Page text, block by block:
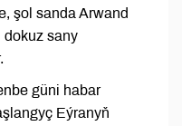
şol sanda Arwand
dokuz sany
güni habar
Eýranyň